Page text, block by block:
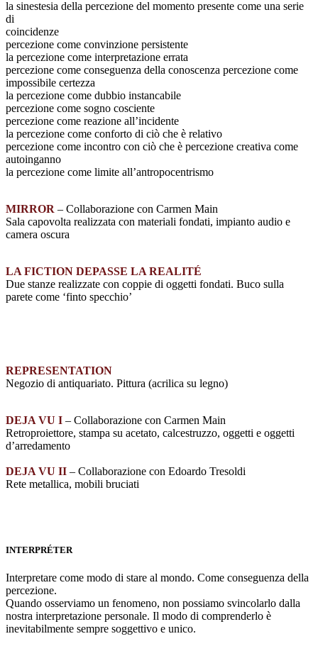
la sinestesia della percezione del momento presente come una serie
di
coincidenze
percezione come convinzione persistente
la percezione come interpretazione errata
percezione come conseguenza della conoscenza percezione come
impossibile certezza
la percezione come dubbio instancabile
percezione come sogno cosciente
percezione come reazione all’incidente
la percezione come conforto di ciò che è relativo
percezione come incontro con ciò che è percezione creativa come
autoinganno
la percezione come limite all’antropocentrismo
MIRROR – Collaborazione con Carmen Main
Sala capovolta realizzata con materiali fondati, impianto audio e
camera oscura
LA FICTION DEPASSE LA REALITÉ
Due stanze realizzate con coppie di oggetti fondati. Buco sulla
parete come ‘finto specchio’
REPRESENTATION
Negozio di antiquariato. Pittura (acrilica su legno)
DEJA VU I – Collaborazione con Carmen Main
Retroproiettore, stampa su acetato, calcestruzzo, oggetti e oggetti
d’arredamento
DEJA VU II – Collaborazione con Edoardo Tresoldi
Rete metallica, mobili bruciati
INTERPRÉTER
Interpretare come modo di stare al mondo. Come conseguenza della
percezione.
Quando osserviamo un fenomeno, non possiamo svincolarlo dalla
nostra interpretazione personale. Il modo di comprenderlo è
inevitabilmente sempre soggettivo e unico.